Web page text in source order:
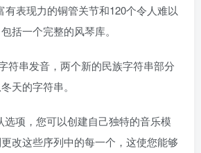
有表现力的铜管关节和120个令人难以
括一个完整的风琴库。
符串发音，两个新的民族字符串部分
天的字符串。
选项，您可以创建自己独特的音乐模
改这些序列中的每一个，这使您能够